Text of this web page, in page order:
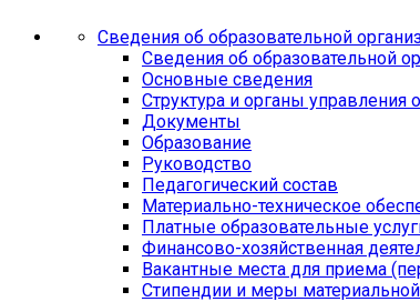
Сведения об образовательной
Сведения об образовательной
Основные сведения
Структура и органы управления
Документы
Образование
Руководство
Педагогический состав
Материально-техническое
Платные образовательные
Финансово-хозяйственная
Вакантные места для приема
Стипендии и меры